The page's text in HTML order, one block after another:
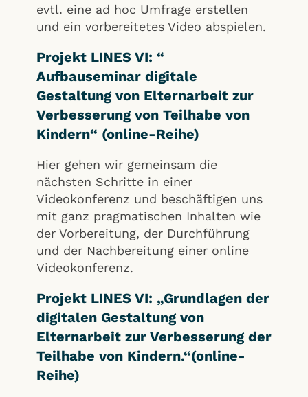
evtl. eine ad hoc Umfrage erstellen
und ein vorbereitetes Video abspielen.
Projekt LINES VI: “
Aufbauseminar digitale
Gestaltung von Elternarbeit zur
Verbesserung von Teilhabe von
Kindern“ (online-Reihe)
Hier gehen wir gemeinsam die
nächsten Schritte in einer
Videokonferenz und beschäftigen uns
mit ganz pragmatischen Inhalten wie
der Vorbereitung, der Durchführung
und der Nachbereitung einer online
Videokonferenz.
Projekt LINES VI: „Grundlagen der
digitalen Gestaltung von
Elternarbeit zur Verbesserung der
Teilhabe von Kindern.“(online-
Reihe)